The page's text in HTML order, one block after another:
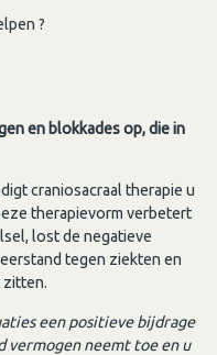
en blokkades op, die in
craniosacraal therapie u
therapievorm verbetert
lost de negatieve
tegen ziekten en
zitten.
een positieve bijdrage
vermogen neemt toe en u